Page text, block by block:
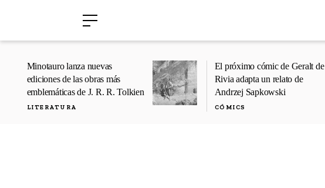
Minotauro lanza nuevas
ediciones de las obras más
emblemáticas de J. R. R. Tolkien
LITERATURA
El próximo cómic de Geralt de
Rivia adapta un relato de
Andrzej Sapkowski
CÓMICS
›